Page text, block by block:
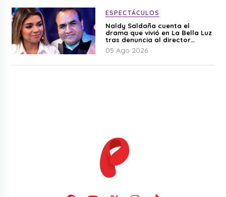
ESPECTÁCULOS
Naldy Saldaña cuenta el
drama que vivió en La Bella Luz
tras denuncia al director
musical: “No me parece justo”
05 Ago 2026